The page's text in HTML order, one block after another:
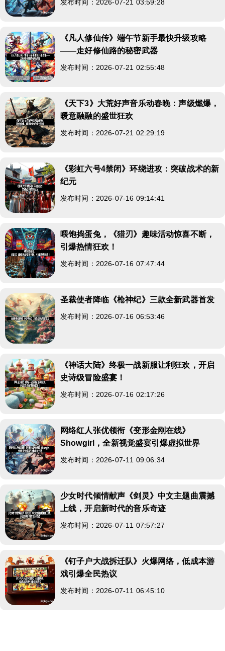
发布时间：2026-07-21 03:59:28
《凡人修仙传》端午节新手最快升级攻略
——走好修仙路的秘密武器
发布时间：2026-07-21 02:55:48
《天下3》大荒好声音乐动春晚：声级燃爆，
暖意融融的盛世狂欢
发布时间：2026-07-21 02:29:19
《彩虹六号4禁闭》环绕进攻：突破战术的新
纪元
发布时间：2026-07-16 09:14:41
喂饱捣蛋兔，《猎刃》趣味活动惊喜不断，
引爆热情狂欢！
发布时间：2026-07-16 07:47:44
圣裁使者降临《枪神纪》三款全新武器首发
发布时间：2026-07-16 06:53:46
《神话大陆》终极一战新服让利狂欢，开启
史诗级冒险盛宴！
发布时间：2026-07-16 02:17:26
网络红人张优领衔《变形金刚在线》
Showgirl，全新视觉盛宴引爆虚拟世界
发布时间：2026-07-11 09:06:34
少女时代倾情献声《剑灵》中文主题曲震撼
上线，开启新时代的音乐奇迹
发布时间：2026-07-11 07:57:27
《钉子户大战拆迁队》火爆网络，低成本游
戏引爆全民热议
发布时间：2026-07-11 06:45:10